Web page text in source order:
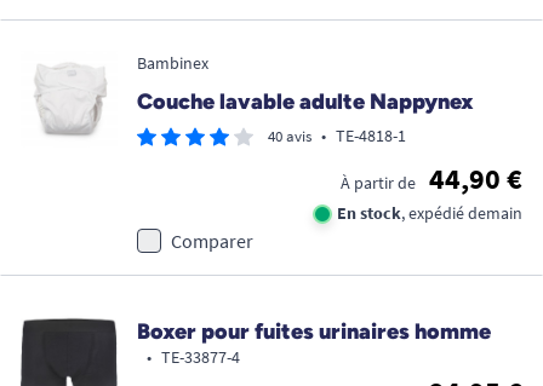
Bambinex
Couche lavable adulte Nappynex
40 avis • TE-4818-1
À partir de 44,90 €
En stock, expédié demain
Comparer
Boxer pour fuites urinaires homme
• TE-33877-4